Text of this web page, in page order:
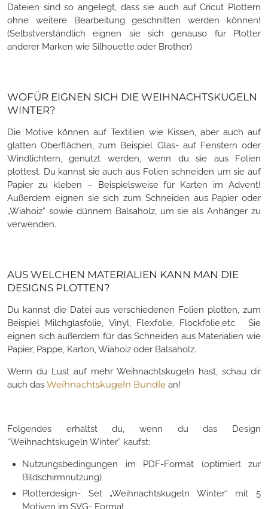
Dateien sind so angelegt, dass sie auch auf Cricut Plottern
ohne weitere Bearbeitung geschnitten werden können!
(Selbstverständlich eignen sie sich genauso für Plotter
anderer Marken wie Silhouette oder Brother)
WOFÜR EIGNEN SICH DIE WEIHNACHTSKUGELN
WINTER?
Die Motive können auf Textilien wie Kissen, aber auch auf
glatten Oberflächen, zum Beispiel Glas- auf Fenstern oder
Windlichtern, genutzt werden, wenn du sie aus Folien
plottest. Du kannst sie auch aus Folien schneiden um sie auf
Papier zu kleben – Beispielsweise für Karten im Advent!
Außerdem eignen sie sich zum Schneiden aus Papier oder
„Wiahoiz“ sowie dünnem Balsaholz, um sie als Anhänger zu
verwenden.
AUS WELCHEN MATERIALIEN KANN MAN DIE
DESIGNS PLOTTEN?
Du kannst die Datei aus verschiedenen Folien plotten, zum
Beispiel Milchglasfolie, Vinyl, Flexfolie, Flockfolie,etc. Sie
eignen sich außerdem für das Schneiden aus Materialien wie
Papier, Pappe, Karton, Wiahoiz oder Balsaholz.
Wenn du Lust auf mehr Weihnachtskugeln hast, schau dir
auch das Weihnachtskugeln Bundle an!
Folgendes erhältst du, wenn du das Design
“Weihnachtskugeln Winter” kaufst:
Nutzungsbedingungen im PDF-Format (optimiert zur
Bildschirmnutzung)
Plotterdesign- Set „Weihnachtskugeln Winter“ mit 5
Motiven im SVG- Format